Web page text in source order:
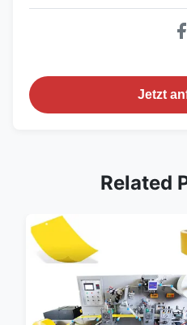
Jetzt
Related